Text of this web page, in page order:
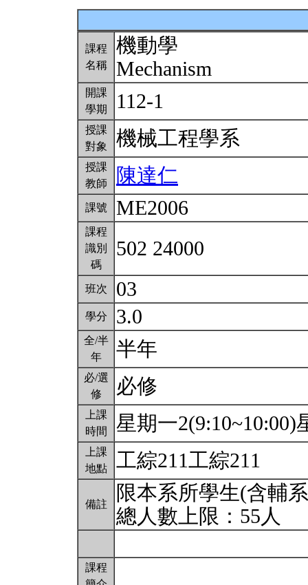
課程
名稱
機動學
Mechanism
開課
學期
112-1
授課
對象
機械工程學系
授課
教師
陳達仁
課號 ME2006
課程
識別
碼
502 24000
班次 03
學分 3.0
全/半
年
半年
必/選
修
必修
上課
時間
星期一2(9:10~10:00)
上課
地點
工綜211工綜211
備註
限本系所學生(含輔
總人數上限：55人
課程